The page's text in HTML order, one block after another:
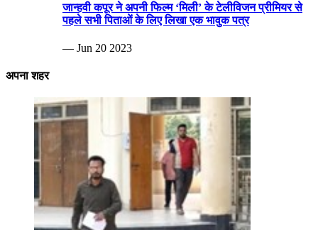
जान्हवी कपूर ने अपनी फिल्म ‘मिली’ के टेलीविजन प्रीमियर से
पहले सभी पिताओं के लिए लिखा एक भावुक पत्र
— Jun 20 2023
अपना शहर